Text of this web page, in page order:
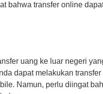
bahwa transfer online
uang ke luar negeri
dapat melakukan
Namun, perlu diingat